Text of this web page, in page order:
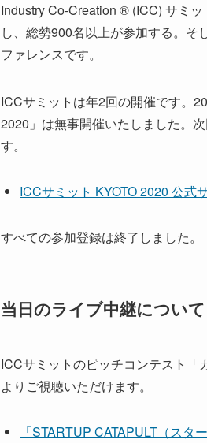
Industry Co-Creation ® (ICC) サミ
し、総勢900名以上が参加する。
ファレンスです。
ICCサミットは年2回の開催です。
2020」は無事開催いたしました。
す。
ICCサミット KYOTO 2020 公式
すべての参加登録は終了しました。
当日のライブ中継について
ICCサミットのピッチコンテスト「
よりご視聴いただけます。
「STARTUP CATAPULT（スタ